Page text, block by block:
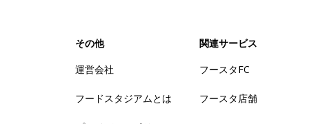
その他
運営会社
フードスタジアムとは
関連サービス
フースタFC
フースタ店舗